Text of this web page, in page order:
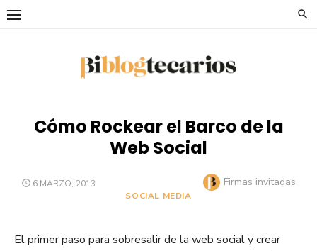
Saltar
Cómo Rockear el Barco de la
Web Social
PUBLICADO
6 MARZO, 2013 Autor
Firmas invitadas
SOCIAL MEDIA
El primer paso para sobresalir de la web social y crear